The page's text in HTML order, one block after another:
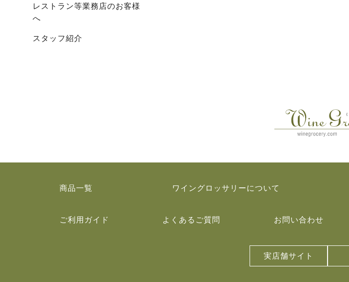
レストラン等業務店のお客様
へ
スタッフ紹介
商品一覧 ワイングロッサリーについて
ご利用ガイド よくあるご質問 お問い合わせ
実店舗サイト